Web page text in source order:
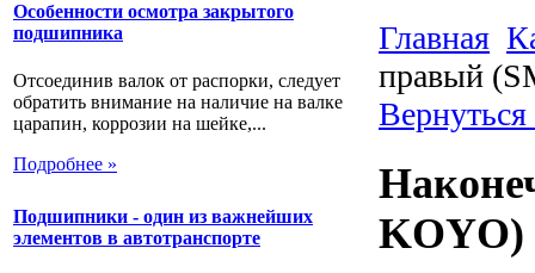
Особенности осмотра закрытого
подшипника
Отсоединив валок от распорки, следует
обратить внимание на наличие на валке
царапин, коррозии на шейке,...
Подробнее »
Подшипники - один из важнейших
элементов в автотранспорте
Главная
правый
KOYO)